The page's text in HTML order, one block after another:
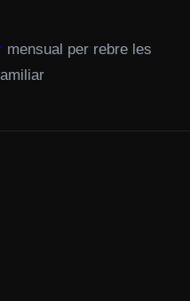
mensual per rebre les